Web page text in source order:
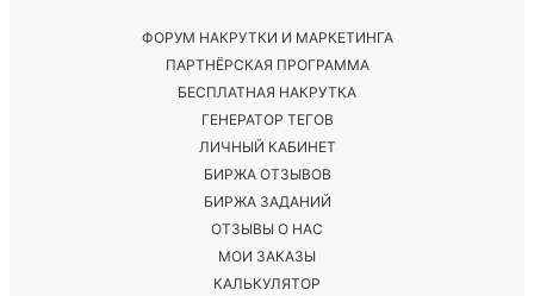
ФОРУМ НАКРУТКИ И МАРКЕТИНГА
ПАРТНЁРСКАЯ ПРОГРАММА
БЕСПЛАТНАЯ НАКРУТКА
ГЕНЕРАТОР ТЕГОВ
ЛИЧНЫЙ КАБИНЕТ
БИРЖА ОТЗЫВОВ
БИРЖА ЗАДАНИЙ
ОТЗЫВЫ О НАС
МОИ ЗАКАЗЫ
КАЛЬКУЛЯТОР